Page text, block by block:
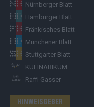
Nürnberger Blatt
Hamburger Blatt
Fränkisches Blatt
Münchener Blatt
Stuttgarter Blatt
KULINARIKUM.
Raffi Gasser
HINWEISGEBER